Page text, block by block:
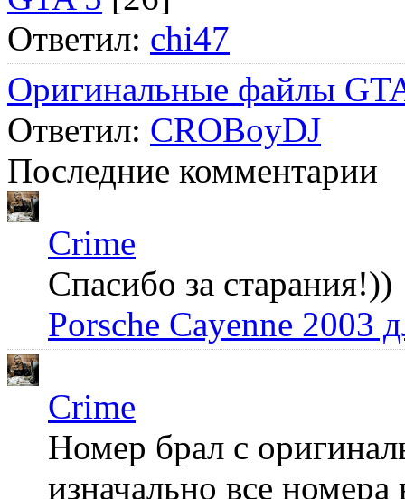
Ответил: chi47
Оригинальные файлы
Ответил: CROBoyDJ
Последние комментарии
Crime
Спасибо за старания!))
Porsche Cayenne 2003
Crime
Номер брал с
изначально все